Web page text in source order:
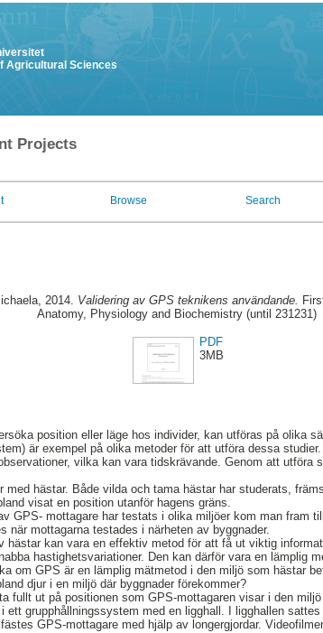
Agricultural Sciences
Projects
Browse Search
, 2014. Validering av GPS teknikens användande.
Anatomy, Physiology and Biochemistry (until 231231)
PDF
3MB
position eller läge hos individer, kan utföras på olika
är exempel på olika metoder för att utföra dessa
vilka kan vara tidskrävande. Genom att utföra
med hästar. Både vilda och tama hästar har studerats,
visat en position utanför hagens gräns.
GPS- mottagare har testats i olika miljöer kom man fram
när mottagarna testades i närheten av byggnader.
hästar kan vara en effektiv metod för att få ut viktig
hastighetsvariationer. Den kan därför vara en lämplig
om GPS är en lämplig mätmetod i den miljö som hästar
djur i en miljö där byggnader förekommer?
fullt ut på positionen som GPS-mottagaren visar i den
ett grupphållningssystem med en ligghall. I ligghallen
GPS-mottagare med hjälp av longergjordar.